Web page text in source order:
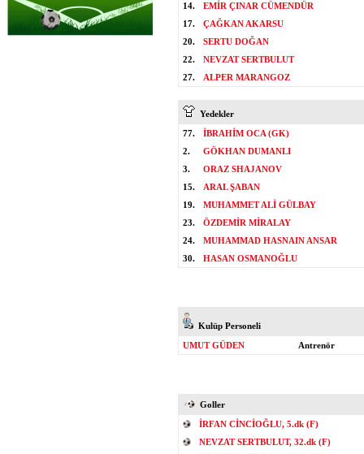
14.
EMİR ÇINAR CÜMENDÜR
17.
ÇAĞKAN AKARSU
20.
SERTU DOĞAN
22.
NEVZAT SERTBULUT
27.
ALPER MARANGOZ
Yedekler
77.
İBRAHİM OCA (GK)
2.
GÖKHAN DUMANLI
3.
ORAZ SHAJANOV
15.
ARAL ŞABAN
19.
MUHAMMET ALİ GÜLBAY
23.
ÖZDEMİR MİRALAY
24.
MUHAMMAD HASNAIN ANSAR
30.
HASAN OSMANOĞLU
Kulüp Personeli
UMUT GÜDEN
Antrenör
Goller
İRFAN CİNCİOĞLU, 5.dk (F)
NEVZAT SERTBULUT, 32.dk (F)